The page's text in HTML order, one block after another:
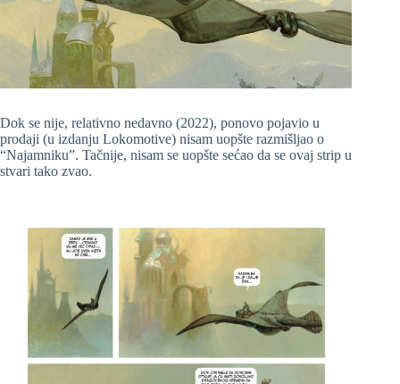
Dok se nije, relativno nedavno (2022), ponovo pojavio u
prodaji (u izdanju Lokomotive) nisam uopšte razmišljao o
“Najamniku”. Tačnije, nisam se uopšte sećao da se ovaj strip u
stvari tako zvao.